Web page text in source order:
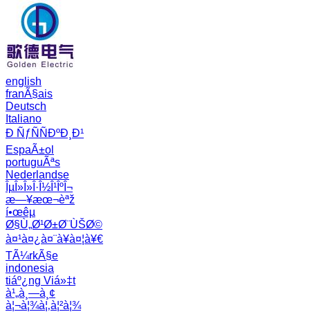
english
franÃ§ais
Deutsch
Italiano
Ð ÑƒÑÑÐºÐ¸Ð¹
EspaÃ±ol
portuguÃªs
Nederlandse
ÎµÎ»Î»Î·Î½Î¹ÎºÎ¬
æ—¥æœ¬èªž
í•œêµ­
Ø§Ù„Ø¹Ø±Ø¨ÙŠØ©
à¤¹à¤¿à¤¨à¥à¤¦à¥€
TÃ¼rkÃ§e
indonesia
tiáº¿ng Viá»‡t
à¹„à¸—à¸¢
à¦¬à¦¾à¦‚à¦²à¦¾